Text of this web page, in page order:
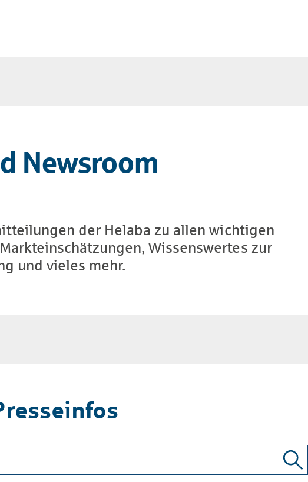
News­room
der Helaba zu allen wich­ti­gen
Wissens­wertes zur
und vieles mehr.